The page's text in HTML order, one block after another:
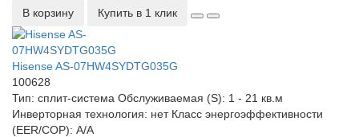
В корзину
Купить в 1 клик
Hisense AS-07HW4SYDTG035G
100628
Тип: сплит-система Обслуживаемая (S): 1 - 21 кв.м
Инверторная технология: нетКласс энергоэффективности
(EER/COP): A/A